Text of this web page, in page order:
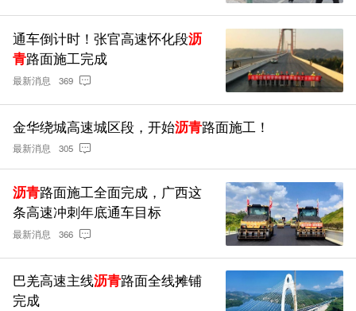
通车倒计时！张官高速怀化段沥
青路面施工完成
最新消息 369
金华绕城高速城区段，开始沥青路面施工！
最新消息 305
沥青路面施工全面完成，广西这
条高速冲刺年底通车目标
最新消息 366
巴羌高速主线沥青路面全线摊铺
完成